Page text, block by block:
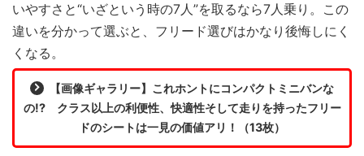
いやすさと“いざという時の7人”を取るなら7人乗り。この
違いを分かって選ぶと、フリード選びはかなり後悔しにく
くなる。
【画像ギャラリー】これホントにコンパクトミニバンな
の!? クラス以上の利便性、快適性そして走りを持ったフリー
ドのシートは一見の価値アリ！（13枚）